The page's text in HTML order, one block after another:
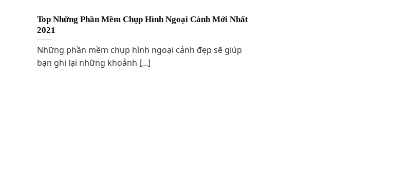
Top Những Phần Mềm Chụp Hình Ngoại Cảnh Mới Nhất
2021
Những phần mềm chụp hình ngoại cảnh đẹp sẽ giúp
bạn ghi lại những khoảnh [...]